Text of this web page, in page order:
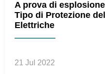
A prova di
Tipo di Protezione
Elettriche
21 Jul 2022